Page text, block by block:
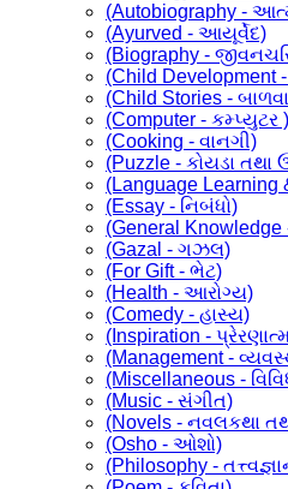
(Autobiography -
(Ayurved - આયૂર્વેદ)
(Biography -
(Child Development
(Child Stories -
(Computer - કમ્પ્યુટર )
(Cooking - વાનગી)
(Puzzle - કોયડા તથા
(Language Learning
(Essay - નિબંધો)
(General Knowledge
(Gazal - ગઝલ)
(For Gift - ભેટ)
(Health - આરોગ્ય)
(Comedy - હાસ્ય)
(Inspiration -
(Management -
(Miscellaneous -
(Music - સંગીત)
(Novels - નવલકથા
(Osho - ઓશો)
(Philosophy -